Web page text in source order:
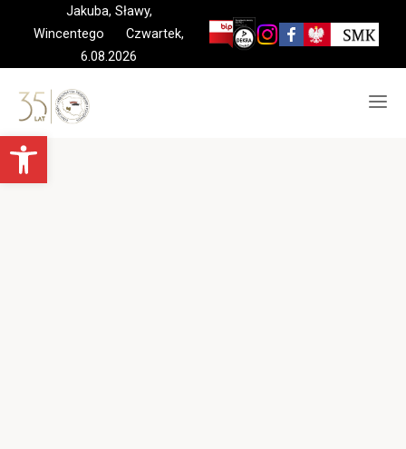
Otwórz pasek narzędzi
Jakuba, Sławy,
Wincentego Czwartek,
6.08.2026